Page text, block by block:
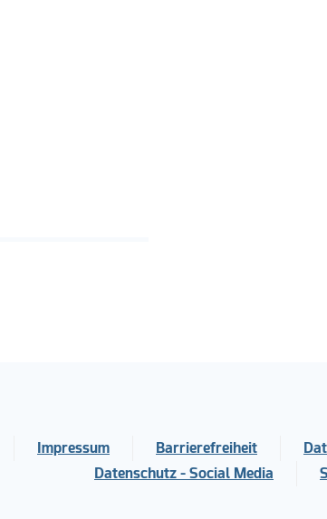
Impressum Barrierefreiheit
Datenschutz - Social Media